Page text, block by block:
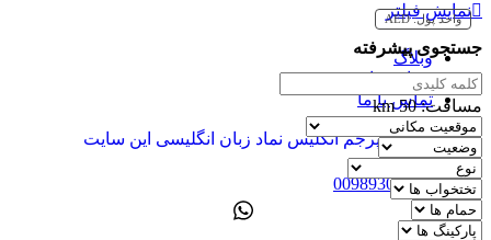
واحد پول: AED
وبلاگ
درباره ما
تماس با ما
ENG
00989305885808
نمایش فیلتر
جستجوی پیشرفته
مسافت:50
km